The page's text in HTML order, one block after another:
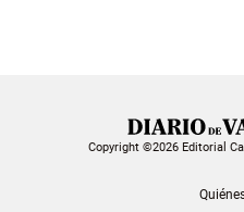
Copyright ©2026 Editorial